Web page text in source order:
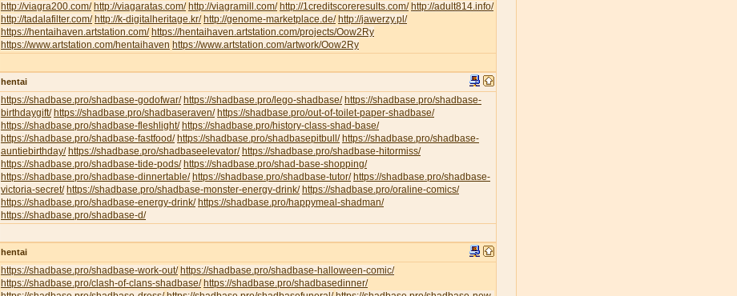
http://viagra200.com/ http://viagaratas.com/ http://viagramill.com/ http://1creditscoreresults.com/ http://adult814.info/
http://tadalafilter.com/ http://k-digitalheritage.kr/ http://genome-marketplace.de/ http://jawerzy.pl/
https://hentaihaven.artstation.com/ https://hentaihaven.artstation.com/projects/Oow2Ry
https://www.artstation.com/hentaihaven https://www.artstation.com/artwork/Oow2Ry
hentai
https://shadbase.pro/shadbase-godofwar/ https://shadbase.pro/lego-shadbase/ https://shadbase.pro/shadbase-
birthdaygift/ https://shadbase.pro/shadbaseraven/ https://shadbase.pro/out-of-toilet-paper-shadbase/
https://shadbase.pro/shadbase-fleshlight/ https://shadbase.pro/history-class-shad-base/
https://shadbase.pro/shadbase-fastfood/ https://shadbase.pro/shadbasepitbull/ https://shadbase.pro/shadbase-
auntiebirthday/ https://shadbase.pro/shadbaseelevator/ https://shadbase.pro/shadbase-hitormiss/
https://shadbase.pro/shadbase-tide-pods/ https://shadbase.pro/shad-base-shopping/
https://shadbase.pro/shadbase-dinnertable/ https://shadbase.pro/shadbase-tutor/ https://shadbase.pro/shadbase-
victoria-secret/ https://shadbase.pro/shadbase-monster-energy-drink/ https://shadbase.pro/oraline-comics/
https://shadbase.pro/shadbase-energy-drink/ https://shadbase.pro/happymeal-shadman/
https://shadbase.pro/shadbase-d/
hentai
https://shadbase.pro/shadbase-work-out/ https://shadbase.pro/shadbase-halloween-comic/
https://shadbase.pro/clash-of-clans-shadbase/ https://shadbase.pro/shadbasedinner/